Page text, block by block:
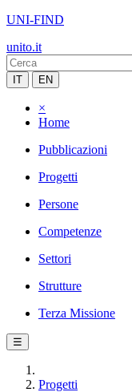
UNI-FIND
unito.it
IT EN
×
Home
Pubblicazioni
Progetti
Persone
Competenze
Settori
Strutture
Terza Missione
☰
Progetti